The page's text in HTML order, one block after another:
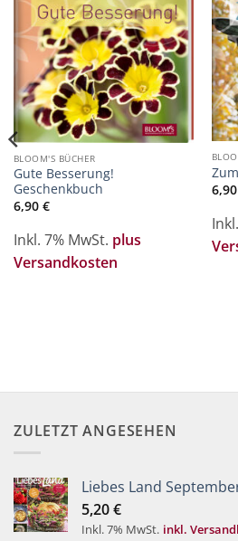
Zur
Merkliste
hinzufügen
BLOOM'S BÜCHER
Gute Besserung!
Geschenkbuch
6,90 €
Inkl. 7% MwSt. plus
Versandkosten
6,90
ZULETZT ANGESEHEN
Liebes Land
5,20€
Inkl. 7% MwSt. inkl.